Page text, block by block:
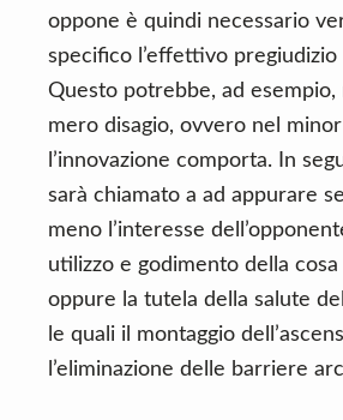
oppone è quindi necessario
specifico l’effettivo pregiudizio
Questo potrebbe, ad
mero disagio, ovvero nel
l’innovazione comporta. In
sarà chiamato a ad appurare
meno l’interesse
utilizzo e godimento della cosa
oppure la tutela della salute
le quali il montaggio
l’eliminazione delle barriere